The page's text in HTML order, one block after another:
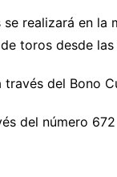
realizará en la
toros desde
del Bono
del número